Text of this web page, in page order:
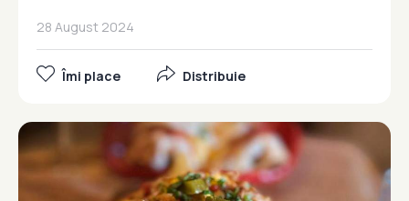
28 August 2024
Îmi place Distribuie